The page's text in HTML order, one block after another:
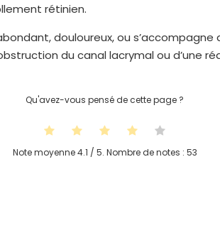
rétinien.
douloureux, ou s’accompagne
du canal lacrymal ou d’une
Qu'avez-vous pensé de cette page ?
Note moyenne4.1 / 5. Nombre de notes : 53